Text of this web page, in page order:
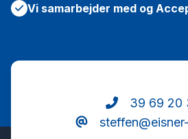
Vi samarbejder med og
39 69 20